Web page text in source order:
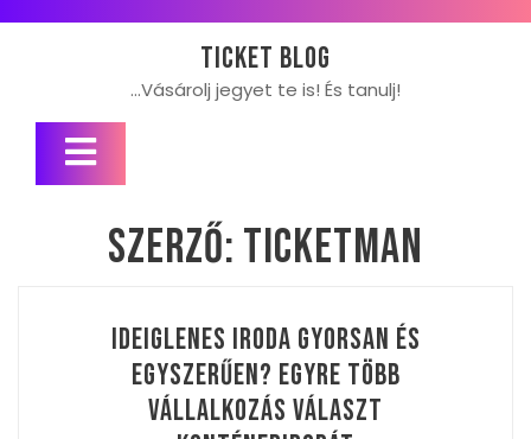
Ticket blog
…Vásárolj jegyet te is! És tanulj!
Open
Szerző: TICKETMAN
Ideiglenes iroda gyorsan és
egyszerűen? Egyre több
vállalkozás választ